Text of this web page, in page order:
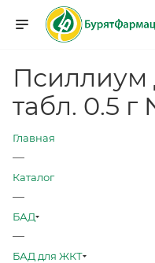
табл. 0.5
Главная
—
Каталог
—
БАД
—
БАД для ЖКТ